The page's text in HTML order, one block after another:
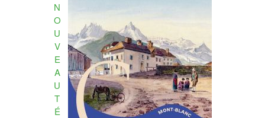
N
O
U
V
E
A
U
T
É